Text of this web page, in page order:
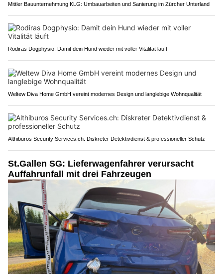
Mittler Bauunternehmung KLG: Umbauarbeiten und Sanierung im Zürcher Unterland
Rodiras Dogphysio: Damit dein Hund wieder mit voller Vitalität läuft
Weltew Diva Home GmbH vereint modernes Design und langlebige Wohnqualität
Althiburos Security Services.ch: Diskreter Detektivdienst & professioneller Schutz
St.Gallen SG: Lieferwagenfahrer verursacht
Auffahrunfall mit drei Fahrzeugen